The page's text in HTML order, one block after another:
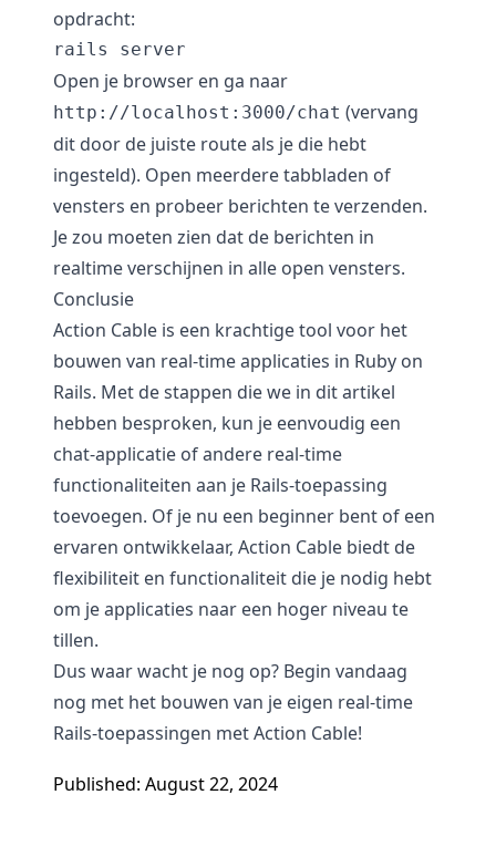
opdracht:
Open je browser en ga naar
http://localhost:3000/chat (vervang
dit door de juiste route als je die hebt
ingesteld). Open meerdere tabbladen of
vensters en probeer berichten te verzenden.
Je zou moeten zien dat de berichten in
realtime verschijnen in alle open vensters.
Conclusie
Action Cable is een krachtige tool voor het
bouwen van real-time applicaties in Ruby on
Rails. Met de stappen die we in dit artikel
hebben besproken, kun je eenvoudig een
chat-applicatie of andere real-time
functionaliteiten aan je Rails-toepassing
toevoegen. Of je nu een beginner bent of een
ervaren ontwikkelaar, Action Cable biedt de
flexibiliteit en functionaliteit die je nodig hebt
om je applicaties naar een hoger niveau te
tillen.
Dus waar wacht je nog op? Begin vandaag
nog met het bouwen van je eigen real-time
Rails-toepassingen met Action Cable!
Published: August 22, 2024